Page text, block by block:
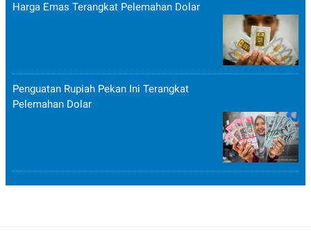
Harga Emas Terangkat Pelemahan Dolar
Penguatan Rupiah Pekan Ini Terangkat
Pelemahan Dolar